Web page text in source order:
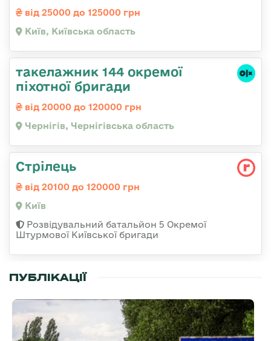
від 25000 до 125000 грн
Київ, Київська область
такелажник 144 окремої
піхотної бригади
від 20000 до 120000 грн
Чернігів, Чернігівська область
Стрілець
від 20100 до 120000 грн
Київ
Розвідувальний батальйон 5 Окремої
Штурмової Київської бригади
ПУБЛІКАЦІЇ